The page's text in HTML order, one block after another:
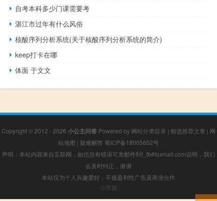
自考本科多少门课需要考
湛江市过年有什么风俗
核酸序列分析系统(关于核酸序列分析系统的简介)
keep打卡在哪
体面 于文文
Copyright © 2012 - 2026 小公主问答 Powered by 网站分类目录 | 精选推荐文章 | 网
站地图 | 疑难解答 蜀ICP备18005652号
声明：本站内容来自互联网，如信息有错误可发邮件到f_fb#foxmail.com说明，我们
会及时纠正，谢谢
本站仅为个人兴趣爱好，不接盈利性广告及商业合作
小男孩